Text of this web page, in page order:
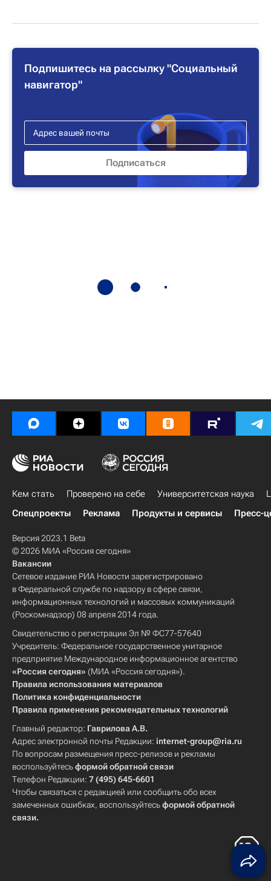
Подпишитесь на рассылку "Социальный
навигатор"
Кем стать Проверено на себе Университетская наука
Спецпроекты
Реклама Продукты и сервисы Пресс-
Версия 2023.1 Beta
© 2026 МИА «Россия сегодня»
Вакансии
Сетевое издание РИА Новости зарегистрировано
в Федеральной службе по надзору в сфере связи,
информационных технологий и массовых коммуникаций
(Роскомнадзор) 08 апреля 2014 года.
Свидетельство о регистрации Эл № ФС77-57640
Учредитель: Федеральное государственное унитарное
предприятие Международное информационное агентство
«Россия сегодня» (МИА «Россия сегодня»).
Правила использования материалов
Политика конфиденциальности
Правила применения рекомендательных технологий
Главный редактор: Гаврилова А.В.
Адрес электронной почты Редакции: internet-group@ria.ru
По вопросам размещения пресс-релизов и рекламы
воспользуйтесьформой обратной связи
Телефон Редакции: 7 (495) 645-6601
Чтобы связаться с редакцией или сообщить обо всех
замеченных ошибках, воспользуйтесьформой обратной
связи.